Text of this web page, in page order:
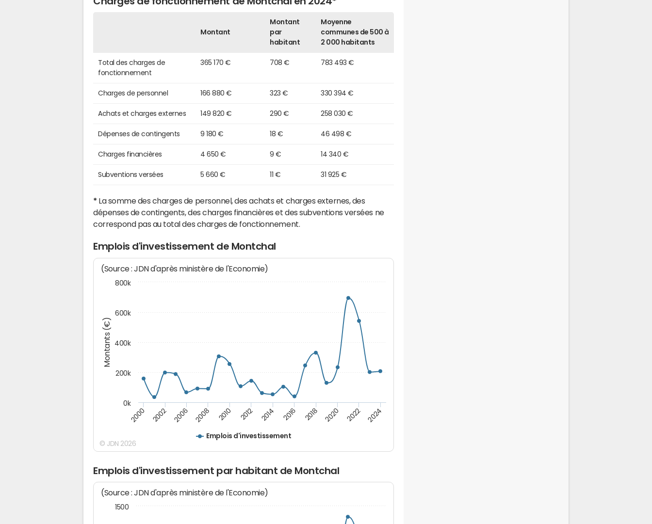
Montant
Montant
par
habitant
Moyenne
communes de 500 à
2 000 habitants
Total des charges de
fonctionnement
365 170 € 708 € 783 493 €
Charges de personnel 166 880 € 323 € 330 394 €
Achats et charges externes 149 820 € 290 € 258 030 €
Dépenses de contingents 9 180 € 18 € 46 498 €
Charges financières 4 650 € 9 € 14 340 €
Subventions versées 5 660 € 11 € 31 925 €
* La somme des charges de personnel, des achats et charges externes, des
dépenses de contingents, des charges financières et des subventions versées ne
correspond pas au total des charges de fonctionnement.
Emplois d'investissement de Montchal
Montants (€)
(Source : JDN d'après ministère de l'Economie)
Emplois d'investissement
2000 2002 2006 2008 2010 2012 2014 2016 2018 2020 2022 2024
0k
200k
400k
600k
800k
© JDN 2026
Emplois d'investissement par habitant de Montchal
(Source : JDN d'après ministère de l'Economie)
1500